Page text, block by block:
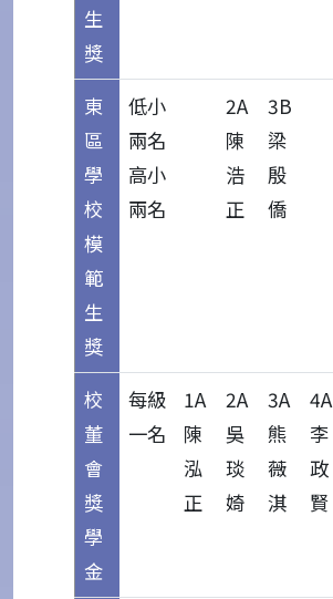
生
獎
東
區
學
校
模
範
生
獎
低小
兩名
高小
兩名
2A
陳
浩
正
3B
梁
殷
僑
校
董
會
獎
學
金
每級
一名
1A
陳
泓
正
2A
吳
琰
婍
3A
熊
薇
淇
4A
李
政
賢